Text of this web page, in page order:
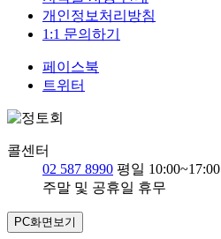
개인정보처리방침
1:1 문의하기
페이스북
트위터
콜센터
02 587 8990 평일 10:00~17:00
주말 및 공휴일 휴무
PC화면보기